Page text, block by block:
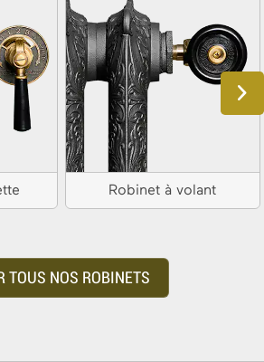
Robinet à volant
TOUS NOS ROBINETS